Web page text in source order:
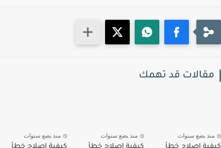
قد تهمك
بضع سنوات منذ بضع سنوات منذ بضع سنوات